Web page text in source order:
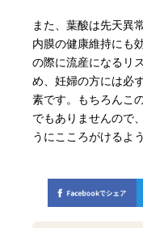
また、葉酸は先天異
内膜の健康維持にも
の際に流産になるリ
め、妊婦の方には必
素です。もちろんこ
でもありませんので
うにこころがけるよ